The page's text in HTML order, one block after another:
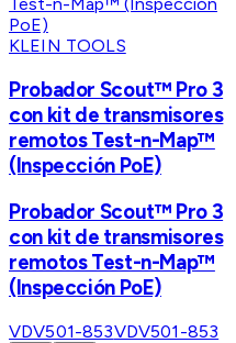
KLEIN TOOLS
Probador Scout™ Pro 3
con kit de transmisores
remotos Test-n-Map™
(Inspección PoE)
Probador Scout™ Pro 3
con kit de transmisores
remotos Test-n-Map™
(Inspección PoE)
VDV501-853VDV501-853